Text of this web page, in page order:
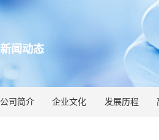
新闻动态
公司简介 企业文化 发展历程